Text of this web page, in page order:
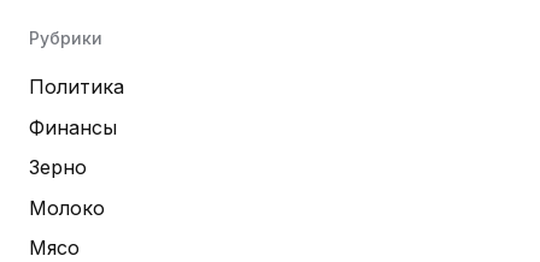
Рубрики
Политика
Финансы
Зерно
Молоко
Мясо